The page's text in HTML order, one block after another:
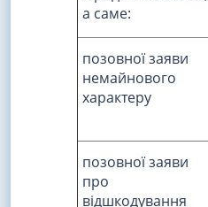
а саме:
позовної заяви
немайнового
характеру
позовної заяви
про
відшкодування